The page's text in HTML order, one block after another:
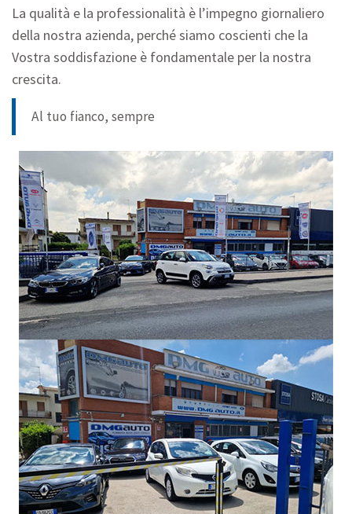
La qualità e la professionalità è l’impegno giornaliero
della nostra azienda, perché siamo coscienti che la
Vostra soddisfazione è fondamentale per la nostra
crescita.
Al tuo fianco, sempre